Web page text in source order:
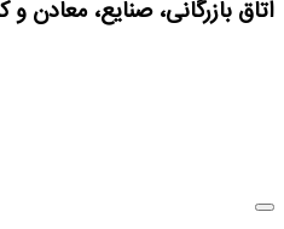
اتاق بازرگانی، صنایع، معادن و